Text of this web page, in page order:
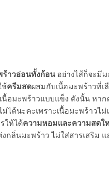
ร้าวอ่อนทั้งก้อนอย่างไส้ก็จะมีม
ช้ครีมสดผสมกับเนื้อมะพร้าวที่เ
อมะพร้าวแบบแข็ง ดังนั้น หา
ม่ได้นะคะเพราะเนื้อมะพร้าว
ให้ได้ความหอมและความสดใ
ลิ่นมะพร้าว ไม่ใส่สารเสริม แ